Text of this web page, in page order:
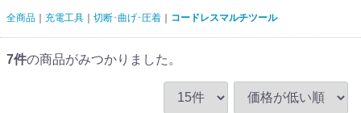
全商品 充電工具 切断･曲げ･圧着 コードレスマルチツール
7件の商品がみつかりました。